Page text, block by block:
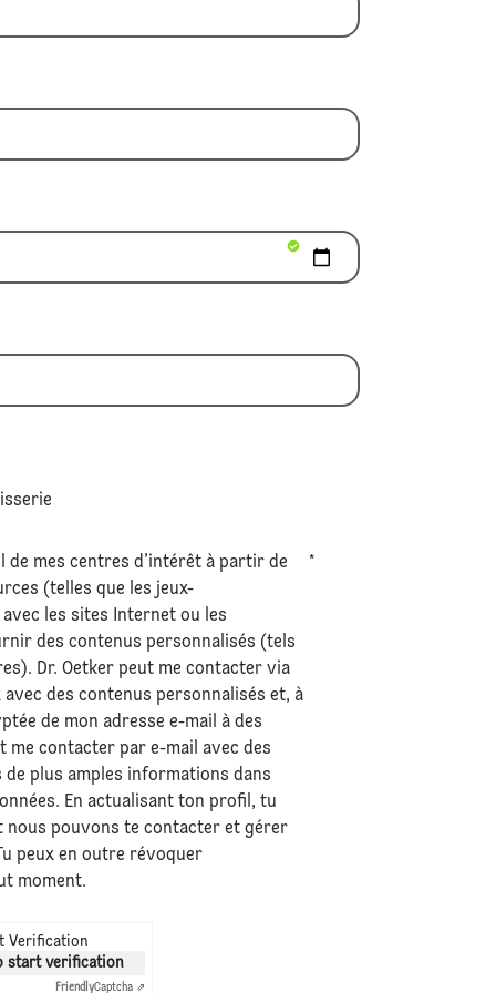
de mes centres d’intérêt à partir de
(telles que les jeux-
les sites Internet ou les
des contenus personnalisés (tels
Dr. Oetker peut me contacter via
des contenus personnalisés et, à
de mon adresse e-mail à des
me contacter par e-mail avec des
plus amples informations dans
. En actualisant ton profil, tu
nous pouvons te contacter et gérer
peux en outre révoquer
moment.
*
Verification
start verification
FriendlyCaptcha ⇗